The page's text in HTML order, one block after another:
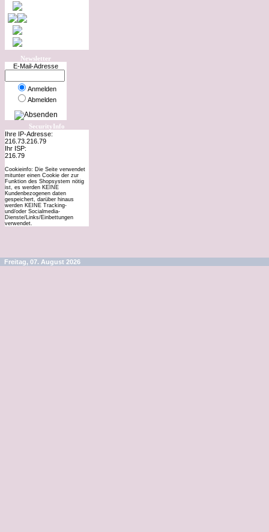
Newsletter
E-Mail-Adresse
Anmelden
Abmelden
SecurityInfo
Ihre IP-Adresse:
216.73.216.79
Ihr ISP:
216.79
Cookieinfo: Die Seite verwendet
mitunter einen Cookie der zur
Funktion des Shopsystem nötig
ist, es werden KEINE
Kundenbezogenen daten
gespeichert, darüber hinaus
werden KEINE Tracking-
und/oder Socialmedia-
Dienste/Links/Einbettungen
verwendet.
Freitag, 07. August 2026